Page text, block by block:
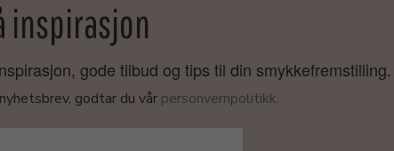
inspirasjon
gode tilbud og tips til din smykkefremstilling.
godtar du vår personvernpolitikk.